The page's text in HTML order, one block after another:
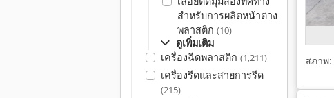
สำหรับการผลิตหน้าต่าง
พลาสติก (10)
ดูเพิ่มเติม
เครื่องฉีดพลาสติก (1,211)
เครื่องรีดและสายการรีด
(215)
สภาพ: